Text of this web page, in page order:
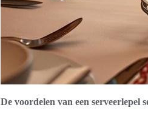
De voordelen van een serveerlepel